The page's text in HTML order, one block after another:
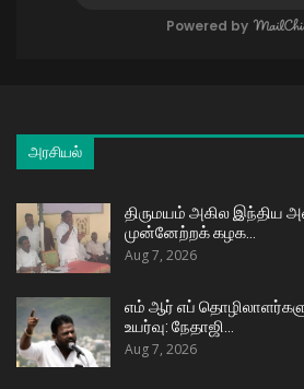
Powered by
அரசியல்
திருமயம் அகில இந்திய
முன்னேற்றக் கழக…
Aug 7, 2026
எம் ஆர் எப்
உயர்வு: நேதாஜி…
Aug 7, 2026